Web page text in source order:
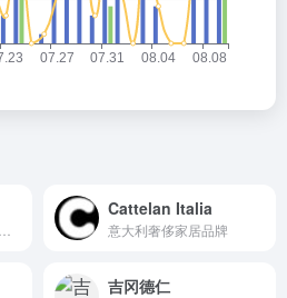
Cattelan Italia
意大利奢侈家居品牌
吉冈德仁